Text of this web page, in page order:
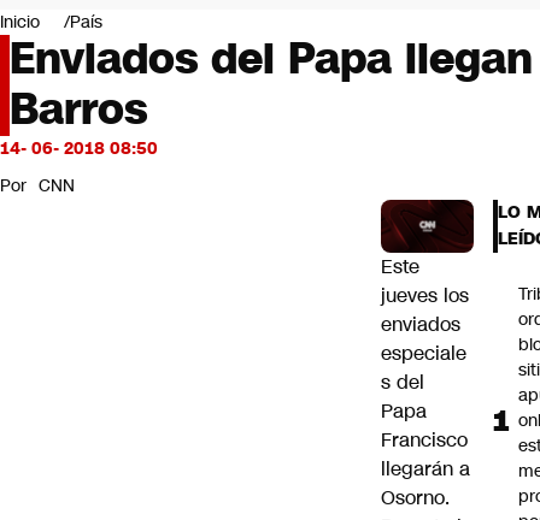
Mundo
Negocios
Deportes
Programas completos
Cultura
Servicios
Bits
CNN Data
Inicio País
Enviados del Papa
Barros
14- 06- 2018 08:50
Por CNN
Este
jueves los
enviados
especiale
s del
Papa
Francisco
llegarán a
Osorno.
LO